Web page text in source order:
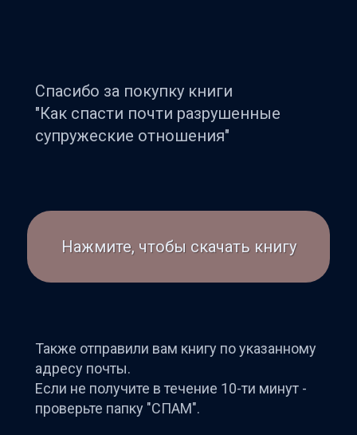
Спасибо за покупку книги
"Как спасти почти разрушенные
супружеские отношения"
Нажмите, чтобы скачать книгу
Также отправили вам книгу по указанному
адресу почты.
‌Если не получите в течение 10-ти минут -
проверьте папку "СПАМ".